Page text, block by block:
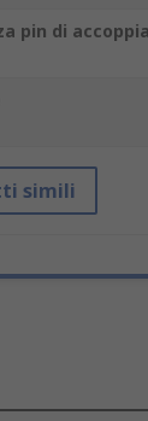
pin di
simili